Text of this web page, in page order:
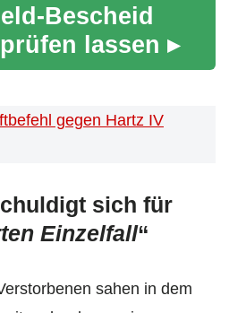
Bescheid
lassen ▸
gegen Hartz IV
sich für
Einzelfall“
sahen in dem